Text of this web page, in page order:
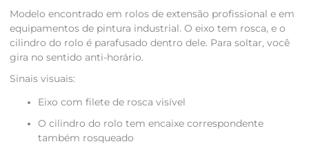
Modelo encontrado em rolos de extensão profissional e em
equipamentos de pintura industrial. O eixo tem rosca, e o
cilindro do rolo é parafusado dentro dele. Para soltar, você
gira no sentido anti-horário.
Sinais visuais:
Eixo com filete de rosca visível
O cilindro do rolo tem encaixe correspondente
também rosqueado